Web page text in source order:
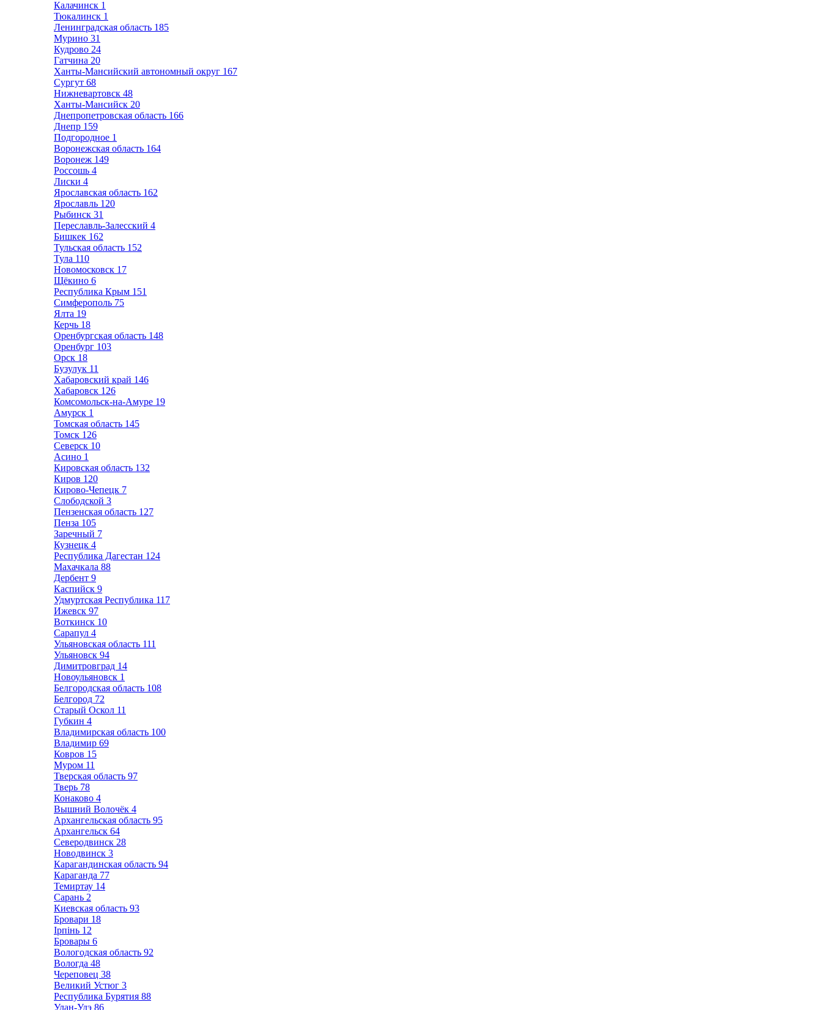
Калачинск 1
Тюкалинск 1
Ленинградская область 185
Мурино 31
Кудрово 24
Гатчина 20
Ханты-Мансийский автономный округ 167
Сургут 68
Нижневартовск 48
Ханты-Мансийск 20
Днепропетровская область 166
Днепр 159
Подгородное 1
Воронежская область 164
Воронеж 149
Россошь 4
Лиски 4
Ярославская область 162
Ярославль 120
Рыбинск 31
Переславль-Залесский 4
Бишкек 162
Тульская область 152
Тула 110
Новомосковск 17
Щёкино 6
Республика Крым 151
Симферополь 75
Ялта 19
Керчь 18
Оренбургская область 148
Оренбург 103
Орск 18
Бузулук 11
Хабаровский край 146
Хабаровск 126
Комсомольск-на-Амуре 19
Амурск 1
Томская область 145
Томск 126
Северск 10
Асино 1
Кировская область 132
Киров 120
Кирово-Чепецк 7
Слободской 3
Пензенская область 127
Пенза 105
Заречный 7
Кузнецк 4
Республика Дагестан 124
Махачкала 88
Дербент 9
Каспийск 9
Удмуртская Республика 117
Ижевск 97
Воткинск 10
Сарапул 4
Ульяновская область 111
Ульяновск 94
Димитровград 14
Новоульяновск 1
Белгородская область 108
Белгород 72
Старый Оскол 11
Губкин 4
Владимирская область 100
Владимир 69
Ковров 15
Муром 11
Тверская область 97
Тверь 78
Конаково 4
Вышний Волочёк 4
Архангельская область 95
Архангельск 64
Северодвинск 28
Новодвинск 3
Карагандинская область 94
Караганда 77
Темиртау 14
Сарань 2
Киевская область 93
Бровари 18
Ірпінь 12
Бровары 6
Вологодская область 92
Вологда 48
Череповец 38
Великий Устюг 3
Республика Бурятия 88
Улан-Удэ 86